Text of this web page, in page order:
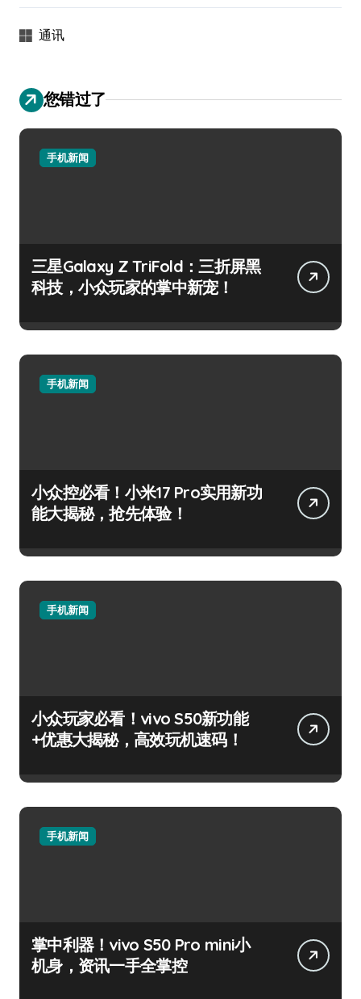
通讯
您错过了
手机新闻
三星Galaxy Z TriFold：三折屏黑
科技，小众玩家的掌中新宠！
手机新闻
小众控必看！小米17 Pro实用新功
能大揭秘，抢先体验！
手机新闻
小众玩家必看！vivo S50新功能
+优惠大揭秘，高效玩机速码！
手机新闻
掌中利器！vivo S50 Pro mini小
机身，资讯一手全掌控